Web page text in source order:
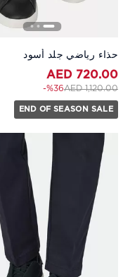
حذاء رياضي جلد أسود
720.00 AED
Price reduced from
1,120.00 AED
to 720.00 AED
%36-
END OF SEASON SALE